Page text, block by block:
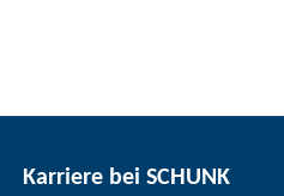
Karriere bei SCHUNK